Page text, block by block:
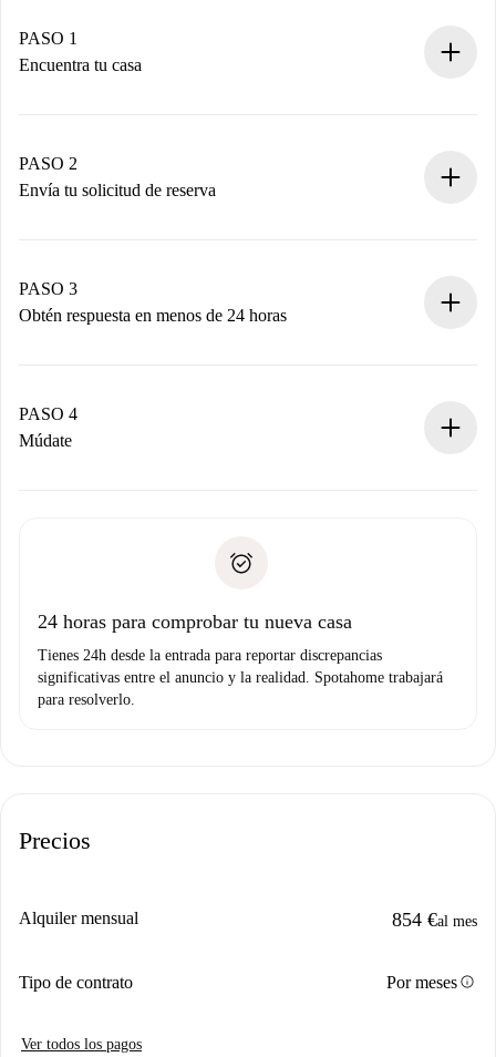
PASO 1
Encuentra tu casa
Tienes toda la información necesaria por adelantado.
PASO 2
Envía tu solicitud de reserva
propietario acepte.
PASO 3
Obtén respuesta en menos de 24 horas
contacto con el propietario.
Si es rechazada: No te haremos ningún cargo y te
Prueba de solvencia
PASO 4
Múdate
no nos comunicas ningún problema.
24 horas para comprobar tu nueva casa
Tienes 24h desde la entrada para reportar discrepancias
significativas entre el anuncio y la realidad. Spotahome trabajará
para resolverlo.
Precios
Alquiler mensual 854 €al mes
Tipo de contrato Por mesesinfo
Ver todos los pagos